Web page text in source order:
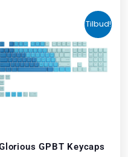
Tilbud!
GPBT Keycaps
oprindelige
pris
var:
Den
pris
er: